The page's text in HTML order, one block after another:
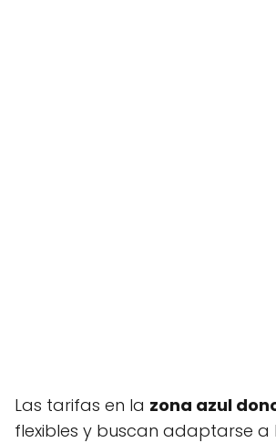
Las tarifas en la zona azul
flexibles y buscan adaptarse a